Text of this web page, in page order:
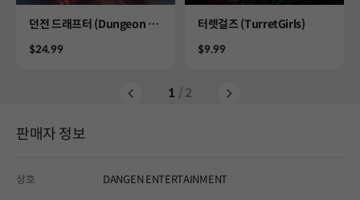
Product
던전 드래프터 (Dungeon Dr
Price
$24.99
Product
터렛걸즈 (TurretGirls)
Price
$9.99
1 / 2
판매자 정보
상호 DANGEN ENTERTAINMENT